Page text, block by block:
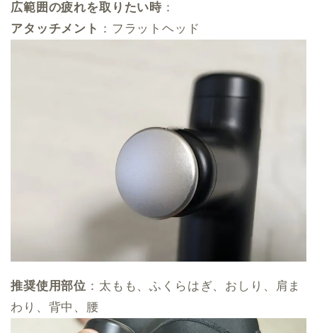
広範囲の疲れを取りたい時 ：
アタッチメント ：フラットヘッド
推奨使用部位 ：太もも、ふくらはぎ、おしり、肩ま
わり、背中、腰